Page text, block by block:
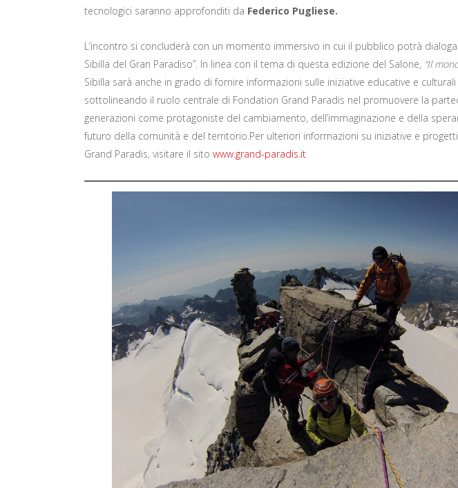
tecnologici saranno approfonditi da Federico Pugliese.
L’incontro si concluderà con un momento immersivo in cui il pubblico potrà
Sibilla del Gran Paradiso”. In linea con il tema di questa edizione del Salone, “Il
Sibilla sarà anche in grado di fornire informazioni sulle iniziative educative e
sottolineando il ruolo centrale di Fondation Grand Paradis nel promuovere la
generazioni come protagoniste del cambiamento, dell’immaginazione e della
futuro della comunità e del territorio.Per ulteriori informazioni su iniziative e
Grand Paradis, visitare il sito www.grand-paradis.it